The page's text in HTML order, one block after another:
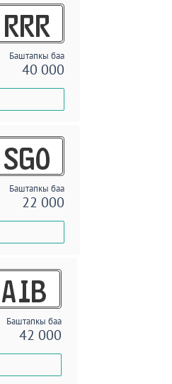
RRR
Баштапкы баа
40 000
SGO
Баштапкы баа
22 000
AIB
Баштапкы баа
42 000